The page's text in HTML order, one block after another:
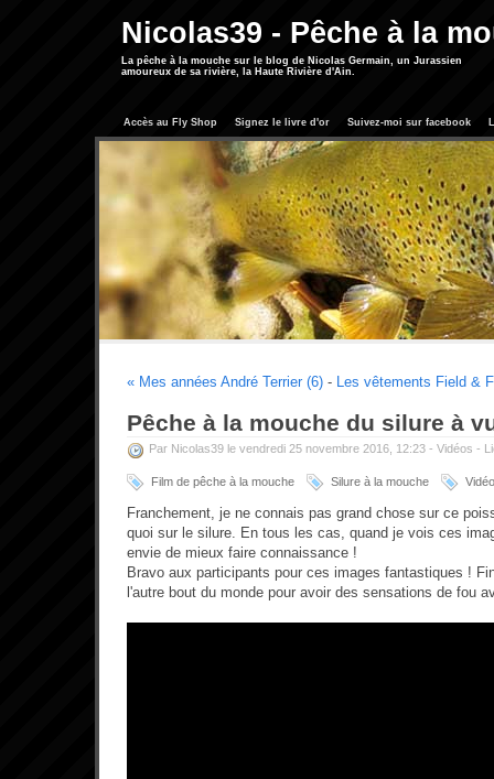
Nicolas39 - Pêche à la
La pêche à la mouche sur le blog de Nicolas Germain, un Jurassien
amoureux de sa rivière, la Haute Rivière d'Ain.
Accès au Fly Shop Signez le livre d'or Suivez-moi sur facebook
« Mes années André Terrier (6) - Les vêtements Field &
Pêche à la mouche du silure à
Par Nicolas39 le vendredi 25 novembre 2016, 12:23 - Vidéos -
Film de pêche à la mouche Silure à la mouche
Franchement, je ne connais pas grand chose sur ce
quoi sur le silure. En tous les cas, quand je vois ces
envie de mieux faire connaissance !
Bravo aux participants pour ces images fantastiques !
l'autre bout du monde pour avoir des sensations de fou